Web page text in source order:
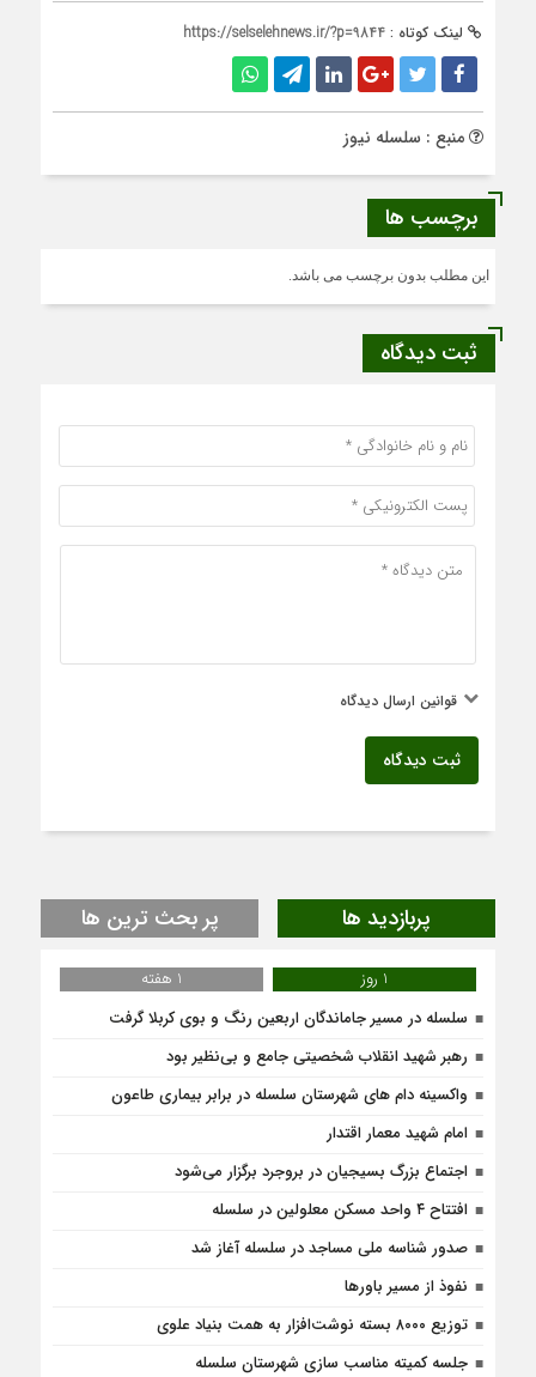
لینک کوتاه : https://selselehnews.ir/?p=9844
منبع : سلسله نیوز
برچسب ها
این مطلب بدون برچسب می باشد.
ثبت دیدگاه
قوانین ارسال دیدگاه
ثبت دیدگاه
پربازدید ها پر بحث ترین ها
1 روز
1 هفته
سلسله در مسیر جاماندگان اربعین رنگ و بوی کربلا گرفت
رهبر شهید انقلاب شخصیتی جامع و بی‌نظیر بود
واکسینه دام های شهرستان سلسله در برابر بیماری طاعون
امام شهید معمار اقتدار
اجتماع بزرگ بسیجیان در بروجرد برگزار می‌شود
افتتاح ۴ واحد مسکن معلولین در سلسله
صدور شناسه ملی مساجد در سلسله آغاز شد
نفوذ از مسیر باورها
توزیع ۸۰۰۰ بسته نوشت‌افزار به همت بنیاد علوی
جلسه کمیته مناسب سازی شهرستان سلسله